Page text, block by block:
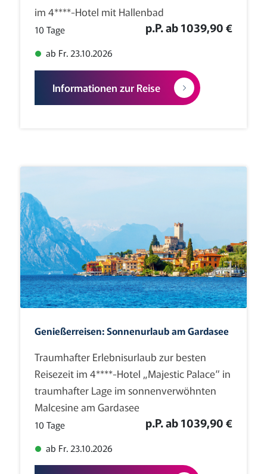
im 4****-Hotel mit Hallenbad
10 Tage
ab Fr. 23.10.2026
p.P. ab 1039,90 €
Informationen zur Reise
Genießerreisen: Sonnenurlaub am Gardasee
Traumhafter Erlebnisurlaub zur besten
Reisezeit im 4****-Hotel „Majestic Palace“ in
traumhafter Lage im sonnenverwöhnten
Malcesine am Gardasee
10 Tage
ab Fr. 23.10.2026
p.P. ab 1039,90 €